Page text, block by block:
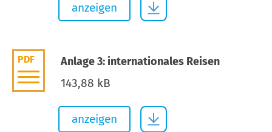
anzeigen
PDF Anlage 3: internationales Reisen
143,88 kB
anzeigen